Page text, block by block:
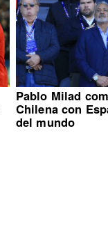
Pablo Milad
Chilena con
del mundo